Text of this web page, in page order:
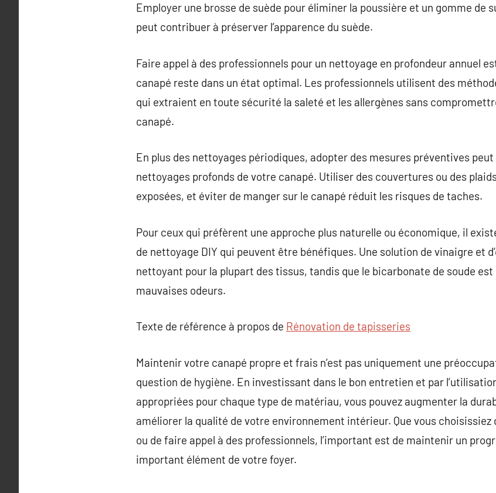
Employer une brosse de suède pour éliminer la poussière et un gomme de
peut contribuer à préserver l’apparence du suède.
Faire appel à des professionnels pour un nettoyage en profondeur annuel
canapé reste dans un état optimal. Les professionnels utilisent des
qui extraient en toute sécurité la saleté et les allergènes sans
canapé.
En plus des nettoyages périodiques, adopter des mesures préventives
nettoyages profonds de votre canapé. Utiliser des couvertures ou des
exposées, et éviter de manger sur le canapé réduit les risques de taches.
Pour ceux qui préfèrent une approche plus naturelle ou économique, il
de nettoyage DIY qui peuvent être bénéfiques. Une solution de vinaigre et
nettoyant pour la plupart des tissus, tandis que le bicarbonate de soude
mauvaises odeurs.
Texte de référence à propos de Rénovation de tapisseries
Maintenir votre canapé propre et frais n’est pas uniquement une
question de hygiène. En investissant dans le bon entretien et par
appropriées pour chaque type de matériau, vous pouvez augmenter la
améliorer la qualité de votre environnement intérieur. Que vous
ou de faire appel à des professionnels, l’important est de maintenir un
important élément de votre foyer.